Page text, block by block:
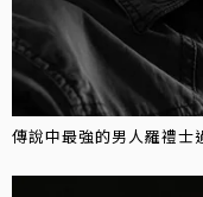
傳說中最強的男人羅禮士